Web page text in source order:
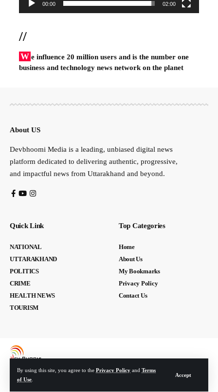
By using this site, you agree to the Privacy Policy and Terms
of Use
Accept
00:00 02:00
//
W e influence 20 million users and is the number one
business and technology news network on the planet
About US
Devbhoomi Media is a leading, unbiased digital news
platform dedicated to delivering authentic, progressive,
and impactful news from Uttarakhand and beyond.
Quick Link
NATIONAL
UTTARAKHAND
POLITICS
CRIME
HEALTH NEWS
TOURISM
Top Categories
Home
About Us
My Bookmarks
Privacy Policy
Contact Us
© Devbhoomi Media. All Rights Reserved. | Developed By: